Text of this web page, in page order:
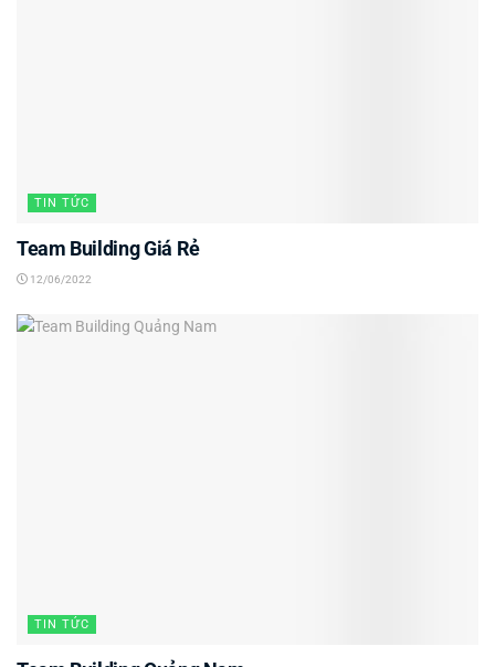
TIN TỨC
Team Building Giá Rẻ
12/06/2022
TIN TỨC